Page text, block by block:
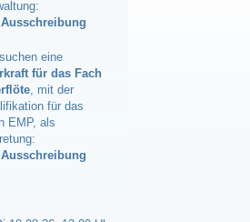
eine
für das Fach
, mit der
für das
EMP, als